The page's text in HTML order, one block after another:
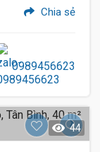
Chia sẻ
0989456623
44